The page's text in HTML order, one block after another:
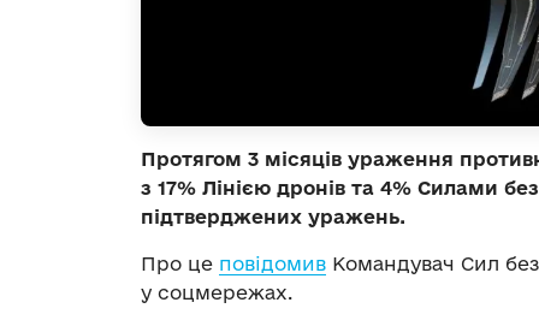
Протягом 3 місяців ураження
з 17% Лінією дронів та 4% Силами
підтверджених уражень.
Про це повідомив Командувач Сил
у соцмережах.